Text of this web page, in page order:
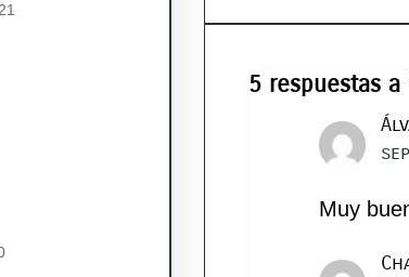
5 respuestas a
Muy